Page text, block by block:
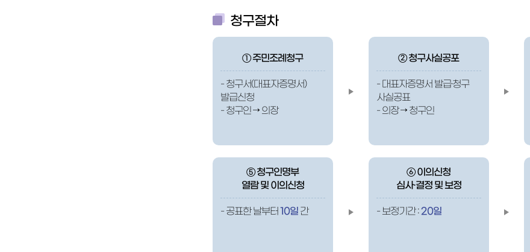
청구절차
① 주민조례청구
- 청구서(대표자증명서)
발급신청
- 청구인 → 의장
② 청구사실공포
- 대표자증명서 발급·청구
사실공표
- 의장 → 청구인
⑤ 청구인명부
열람 및 이의신청
- 공표한 날부터 10일간
⑥ 이의신청
심사·결정 및 보정
- 보정기간 :20일